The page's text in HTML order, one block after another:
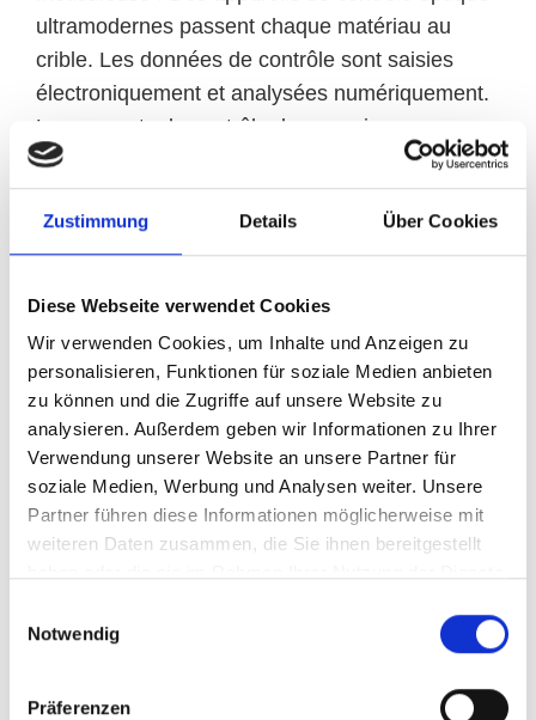
Zustimmung Details Über Cookies
Diese Webseite verwendet Cookies
Wir verwenden Cookies, um Inhalte und Anzeigen zu
personalisieren, Funktionen für soziale Medien anbieten
zu können und die Zugriffe auf unsere Website zu
analysieren. Außerdem geben wir Informationen zu Ihrer
Verwendung unserer Website an unsere Partner für
soziale Medien, Werbung und Analysen weiter. Unsere
Partner führen diese Informationen möglicherweise mit
weiteren Daten zusammen, die Sie ihnen bereitgestellt
Notwendig
Präferenzen
ultramodernes passent chaque matériau au
crible. Les données de contrôle sont saisies
électroniquement et analysées numériquement.
Les rapports de contrôle des premiers
échantillons avant la livraison des pièces de
série documentent la qualité qui quitte notre
entreprise. Tout peut être suivi à tout moment.
Grâce à la procédure de validation des pièces
de production PPAP pour le secteur automobile,
spécifications. Notre système de gestion de la
qualité est certifié par un prestataire de services
de surveillance accrédité selon la norme DIN EN
ISO 9001.